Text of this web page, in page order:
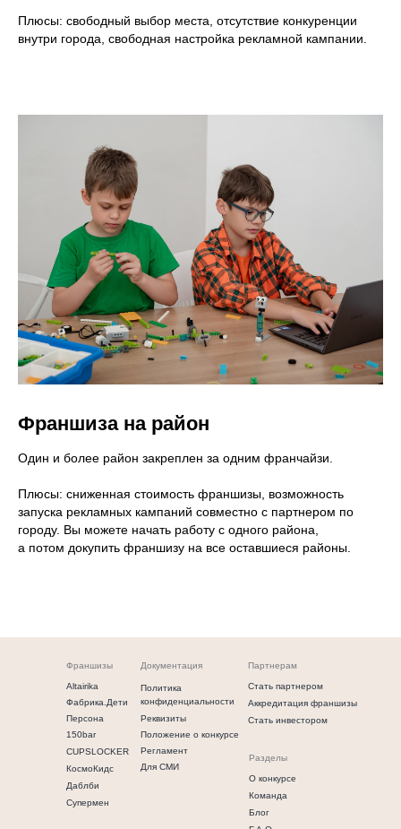
Плюсы: свободный выбор места, отсутствие конкуренции
внутри города, свободная настройка рекламной кампании.
Франшиза на район
Один и более район закреплен за одним франчайзи.
Плюсы: сниженная стоимость франшизы, возможность
запуска рекламных кампаний совместно с партнером по
городу. Вы можете начать работу с одного района,
а потом докупить франшизу на все оставшиеся районы.
Франшизы
Altairika
Фабрика.Дети
Персона
150bar
CUPSLOCKER
КосмоКидс
Даблби
Супермен
Партнерам
Стать партнером
Аккредитация франшизы
Стать инвестором
Разделы
О конкурсе
Команда
Блог
Документация
Политика
конфиденциальности
Реквизиты
Положение о конкурсе
Регламент
Для СМИ